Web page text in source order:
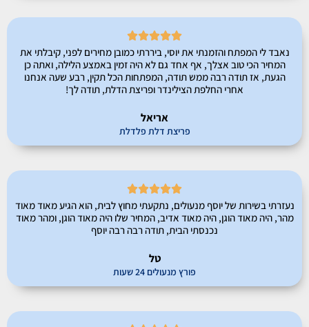





נאבד לי המפתח והזמנתי את יוסי, ביררתי כמובן מחירים לפני, קיבלתי את
המחיר הכי טוב אצלך, אף אחד גם לא היה זמין באמצע הלילה, ואתה כן
הגעת, אז תודה רבה ממש תודה, המפתחות הכל תקין, רבע שעה אנחנו
אחרי החלפת הצילינדר ופריצת הדלת, תודה לך!
אריאל
פריצת דלת פלדלת





נעזרתי בשירות של יוסף מנעולים, נתקעתי מחוץ לבית, הוא הגיע מאוד מאוד
מהר, היה מאוד הוגן, היה מאוד אדיב, המחיר שלו היה מאוד הוגן, ומהר מאוד
נכנסתי הבית, תודה רבה רבה יוסף
טל
פורץ מנעולים 24 שעות